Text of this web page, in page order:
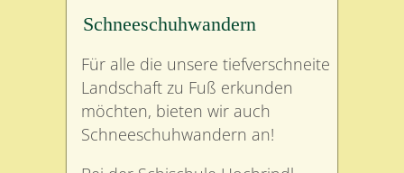
Schneeschuhwandern
Für alle die unsere tiefverschneite
Landschaft zu Fuß erkunden
möchten, bieten wir auch
Schneeschuhwandern an!